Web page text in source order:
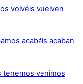
volvéis vuelven
acabáis acaban
tenemos venimos